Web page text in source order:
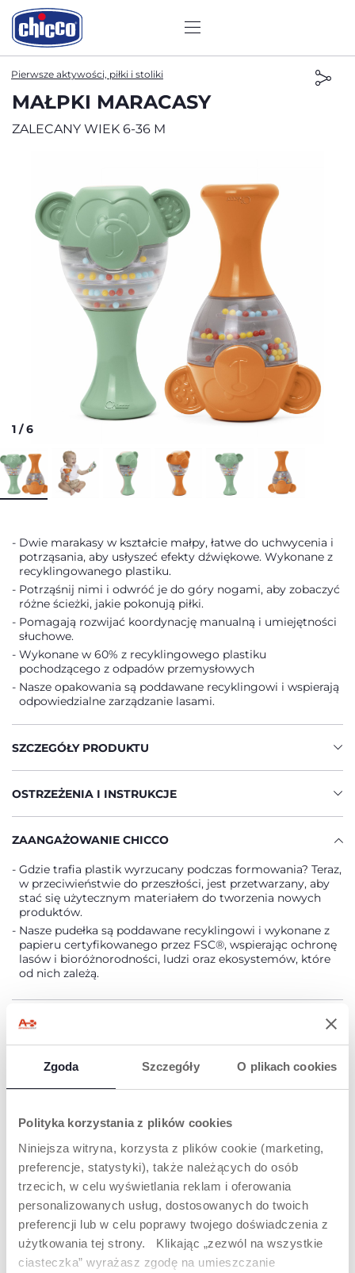
Zgoda Szczegóły O plikach cookies
Polityka korzystania z plików cookies
Niniejsza witryna, korzysta z plików cookie (marketing,
preferencje, statystyki), także należących do osób
trzecich, w celu wyświetlania reklam i oferowania
personalizowanych usług, dostosowanych do twoich
preferencji lub w celu poprawy twojego doświadczenia z
użytkowania tej strony. Klikając „zezwól na wszystkie
ciasteczka” wyrażasz zgodę na umieszczanie
Pierwsze aktywości, piłki i stoliki
MAŁPKI MARACASY
ZALECANY WIEK 6-36 M
1 /6
Dwie marakasy w kształcie małpy, łatwe do uchwycenia i
potrząsania, aby usłyszeć efekty dźwiękowe. Wykonane z
recyklingowanego plastiku.
Potrząśnij nimi i odwróć je do góry nogami, aby zobaczyć
różne ścieżki, jakie pokonują piłki.
Pomagają rozwijać koordynację manualną i umiejętności
słuchowe.
Wykonane w 60% z recyklingowego plastiku
pochodzącego z odpadów przemysłowych
Nasze opakowania są poddawane recyklingowi i wspierają
odpowiedzialne zarządzanie lasami.
SZCZEGÓŁY PRODUKTU
OSTRZEŻENIA I INSTRUKCJE
ZAANGAŻOWANIE CHICCO
Gdzie trafia plastik wyrzucany podczas formowania? Teraz,
w przeciwieństwie do przeszłości, jest przetwarzany, aby
stać się użytecznym materiałem do tworzenia nowych
produktów.
Nasze pudełka są poddawane recyklingowi i wykonane z
papieru certyfikowanego przez FSC®, wspierając ochronę
lasów i bioróżnorodności, ludzi oraz ekosystemów, które
od nich zależą.
Znajdź sklep
ZAINTERESOWAĆ